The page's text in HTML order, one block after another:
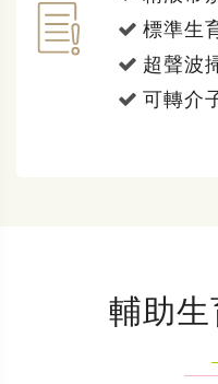
標準生
超聲波
可轉介
輔助生